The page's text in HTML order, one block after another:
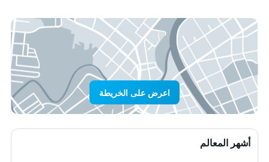
اعرض على الخريطة
أشهر المعالم